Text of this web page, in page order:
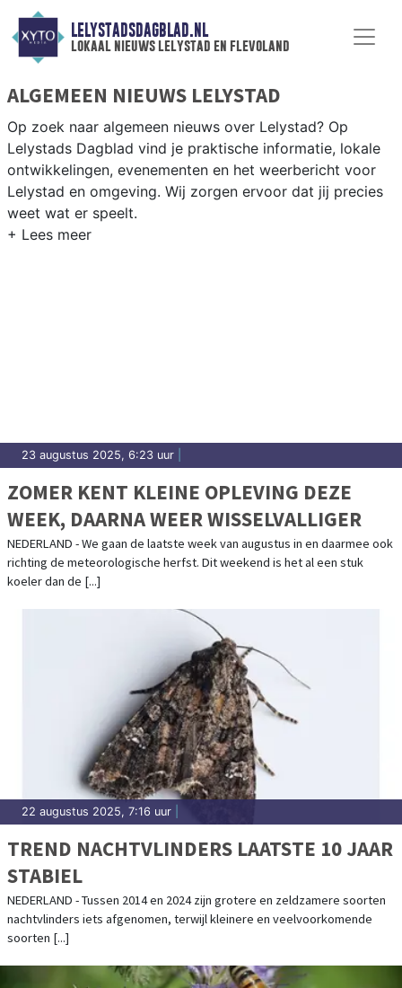
LELYSTADSDAGBLAD.NL
lokaal nieuws lelystad en flevoland
ALGEMEEN NIEUWS LELYSTAD
Op zoek naar algemeen nieuws over Lelystad? Op
Lelystads Dagblad vind je praktische informatie, lokale
ontwikkelingen, evenementen en het weerbericht voor
Lelystad en omgeving. Wij zorgen ervoor dat jij precies
weet wat er speelt.
23 augustus 2025, 6:23 uur
ZOMER KENT KLEINE OPLEVING DEZE
WEEK, DAARNA WEER WISSELVALLIGER
NEDERLAND - We gaan de laatste week van augustus in en daarmee ook
richting de meteorologische herfst. Dit weekend is het al een stuk
koeler dan de [...]
22 augustus 2025, 7:16 uur
TREND NACHTVLINDERS LAATSTE 10 JAAR
STABIEL
NEDERLAND - Tussen 2014 en 2024 zijn grotere en zeldzamere soorten
nachtvlinders iets afgenomen, terwijl kleinere en veelvoorkomende
soorten [...]